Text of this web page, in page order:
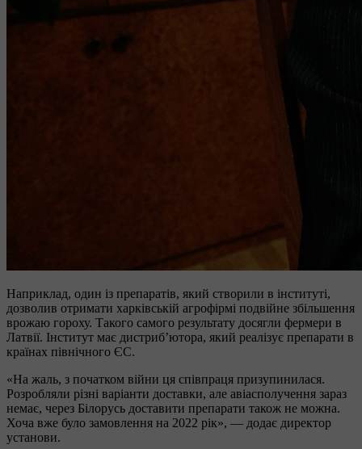
Наприклад, один із препаратів, який створили в інституті,
дозволив отримати харківській агрофірмі подвійне збільшення
врожаю гороху. Такого самого результату досягли фермери в
Латвії. Інститут має дистриб’ютора, який реалізує препарати в
країнах північного ЄС.
«На жаль, з початком війни ця співпраця призупинилася.
Розробляли різні варіанти доставки, але авіасполучення зараз
немає, через Білорусь доставити препарати також не можна.
Хоча вже було замовлення на 2022 рік», — додає директор
установи.